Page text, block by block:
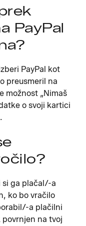
PayPal
PayPal kot
preusmeril na
možnost „Nimaš
o svoji kartici
si ga plačal/-a
ko bo vračilo
a plačilni
povrnjen na tvoj